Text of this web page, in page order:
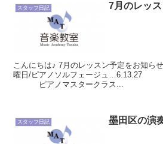
スタッフ日記 7月のレッ
こんにちは♪ 7月のレッスン予定をお知ら
曜日/ピアノソルフェージュ
ピアノマスタークラス...
スタッフ日記 墨田区の演